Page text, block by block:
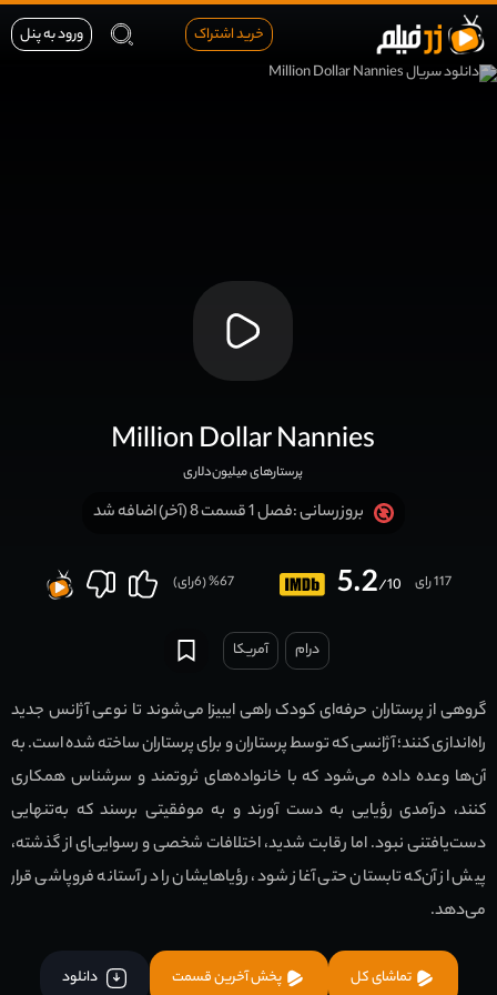
خرید اشتراک ورود به پنل
Million Dollar Nannies
پرستارهای میلیون‌دلاری
بروزرسانی :فصل 1 قسمت 8 (آخر) اضافه شد
5.2/10 117 رای 67
% (
6رای)
درام آمریکا
گروهی از پرستاران حرفه‌ای کودک راهی ایبیزا می‌شوند تا نوعی آژانس جدید
راه‌اندازی کنند؛ آژانسی که توسط پرستاران و برای پرستاران ساخته شده است. به
آن‌ها وعده داده می‌شود که با خانواده‌های ثروتمند و سرشناس همکاری
کنند، درآمدی رؤیایی به دست آورند و به موفقیتی برسند که به‌تنهایی
دست‌یافتنی نبود. اما رقابت شدید، اختلافات شخصی و رسوایی‌ای از گذشته،
پیش از آن‌که تابستان حتی آغاز شود، رؤیاهایشان را در آستانه فروپاشی قرار
می‌دهد.
تماشای کل پخش آخرین قسمت دانلود